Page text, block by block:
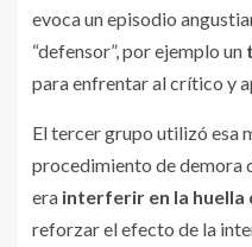
evoca un episodio
“defensor”, por ejemplo un
para enfrentar al crítico y
El tercer grupo utilizó esa
procedimiento de demora
era interferir en la huella
reforzar el efecto de la